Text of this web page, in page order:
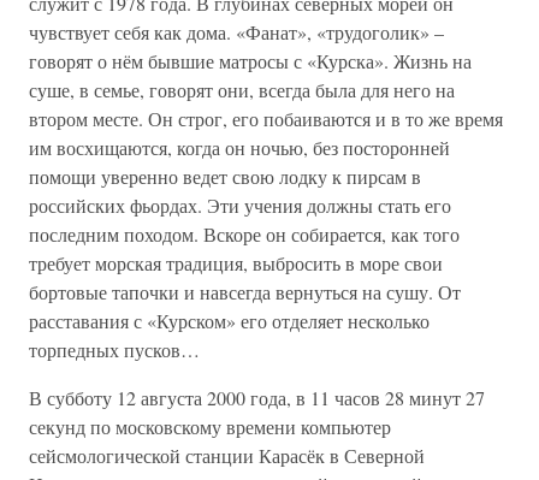
чувствует себя как дома. «Фанат», «трудоголик» –
говорят о нём бывшие матросы с «Курска». Жизнь на
суше, в семье, говорят они, всегда была для него на
втором месте. Он строг, его побаиваются и в то же время
им восхищаются, когда он ночью, без посторонней
помощи уверенно ведет свою лодку к пирсам в
российских фьордах. Эти учения должны стать его
последним походом. Вскоре он собирается, как того
требует морская традиция, выбросить в море свои
бортовые тапочки и навсегда вернуться на сушу. От
расставания с «Курском» его отделяет несколько
торпедных пусков…
В субботу 12 августа 2000 года, в 11 часов 28 минут 27
секунд по московскому времени компьютер
сейсмологической станции Карасёк в Северной